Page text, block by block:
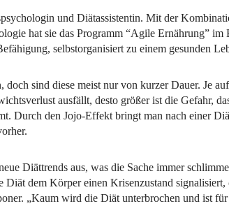
und Diätassistentin. Mit der
hat sie das Programm “Agile Ernährung” im
selbstorganisiert zu einem gesunden
sind diese meist nur von kurzer Dauer. Je
ausfällt, desto größer ist die Gefahr,
Durch den Jojo-Effekt bringt man nach einer
Diättrends aus, was die Sache immer
Diät dem Körper einen Krisenzustand signalisiert,
„Kaum wird die Diät unterbrochen und ist